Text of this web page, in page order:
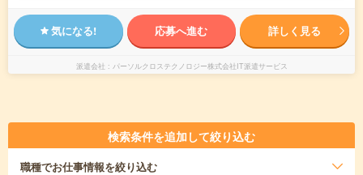
気になる! 応募へ進む 詳しく見る
派遣会社 パーソルクロステクノロジー株式会社IT派遣サービス
検索条件を追加して絞り込む
職種でお仕事情報を絞り込む